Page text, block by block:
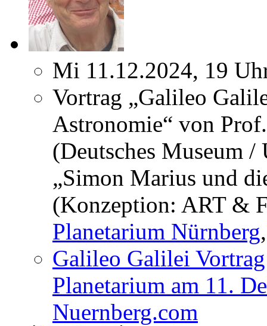
Mi 11.12.2024, 19
Vortrag „Galileo
Astronomie“ von
(Deutsches Museum
„Simon Marius und
(Konzeption: ART &
Planetarium Nürnberg
Galileo Galilei
Planetarium am 11.
Nuernberg.com